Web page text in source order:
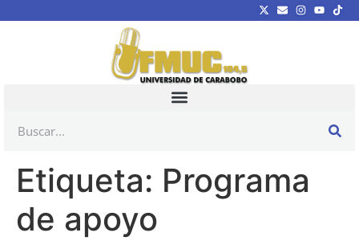
Etiqueta: Programa
de apoyo